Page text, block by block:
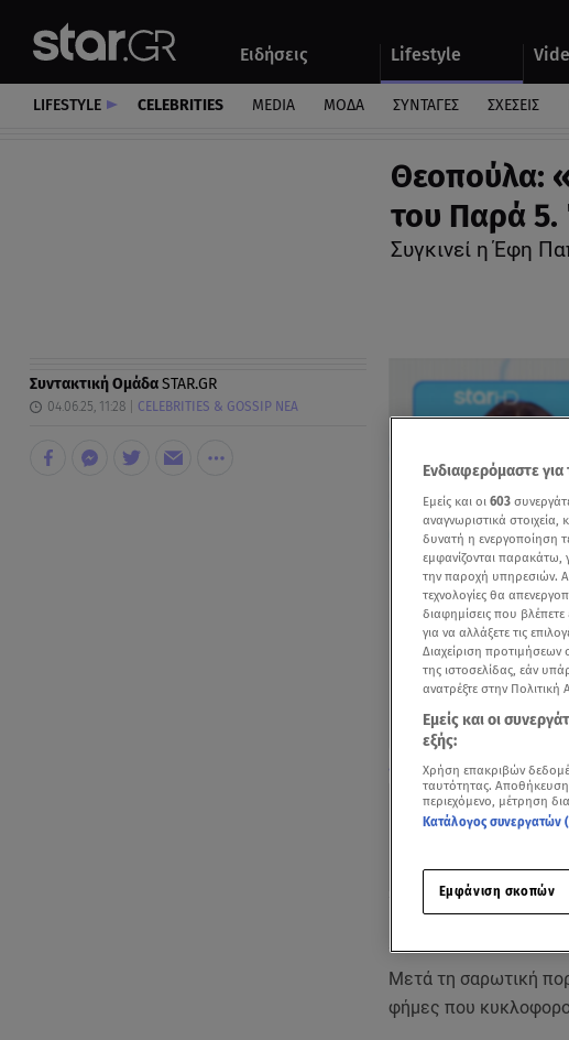
Ειδήσεις Lifestyle
Αυτοκίνητο
LIFESTYLE CELEBRITIES MEDIA ΜΟΔΑ ΣΥΝΤΑΓΕΣ ΣΧΕΣΕΙΣ
Θεοπούλα:
του Παρά 5.
Συγκινεί η Έφη
Συντακτική ΟμάδαSTAR.GR
04.06.25, 11:28 CELEBRITIES & GOSSIP ΝΕΑ
Η Έφη Παπαθεοδώρου
Μετά τη σαρωτική
φήμες που
Ενδιαφερόμαστε
Εμείς και οι 603
αναγνωριστικά
δυνατή η ενεργοποίηση
εμφανίζονται παρακάτω,
την παροχή υπηρεσιών.
τεχνολογίες θα
διαφημίσεις που βλέπετε
για να αλλάξετε τις
Διαχείριση
της ιστοσελίδας, εάν
ανατρέξτε στην
Εμείς και οι
εξής:
Χρήση επακριβών
ταυτότητας.
περιεχόμενο, μέτρηση
Κατάλογος συνεργατών
Εμφάνιση σκοπών